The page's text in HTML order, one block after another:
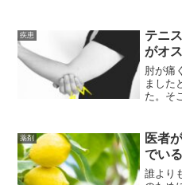
疾患
テニ
がオ
肘が痛
ました
た。そ
薬剤
医者
でい
誰より